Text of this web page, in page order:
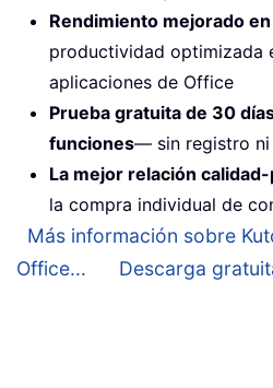
Rendimiento mejorado
productividad optimizada
aplicaciones de Office
Prueba gratuita de 30
funciones— sin registro
La mejor relación
la compra individual de
Más información sobre
Office...
Descarga